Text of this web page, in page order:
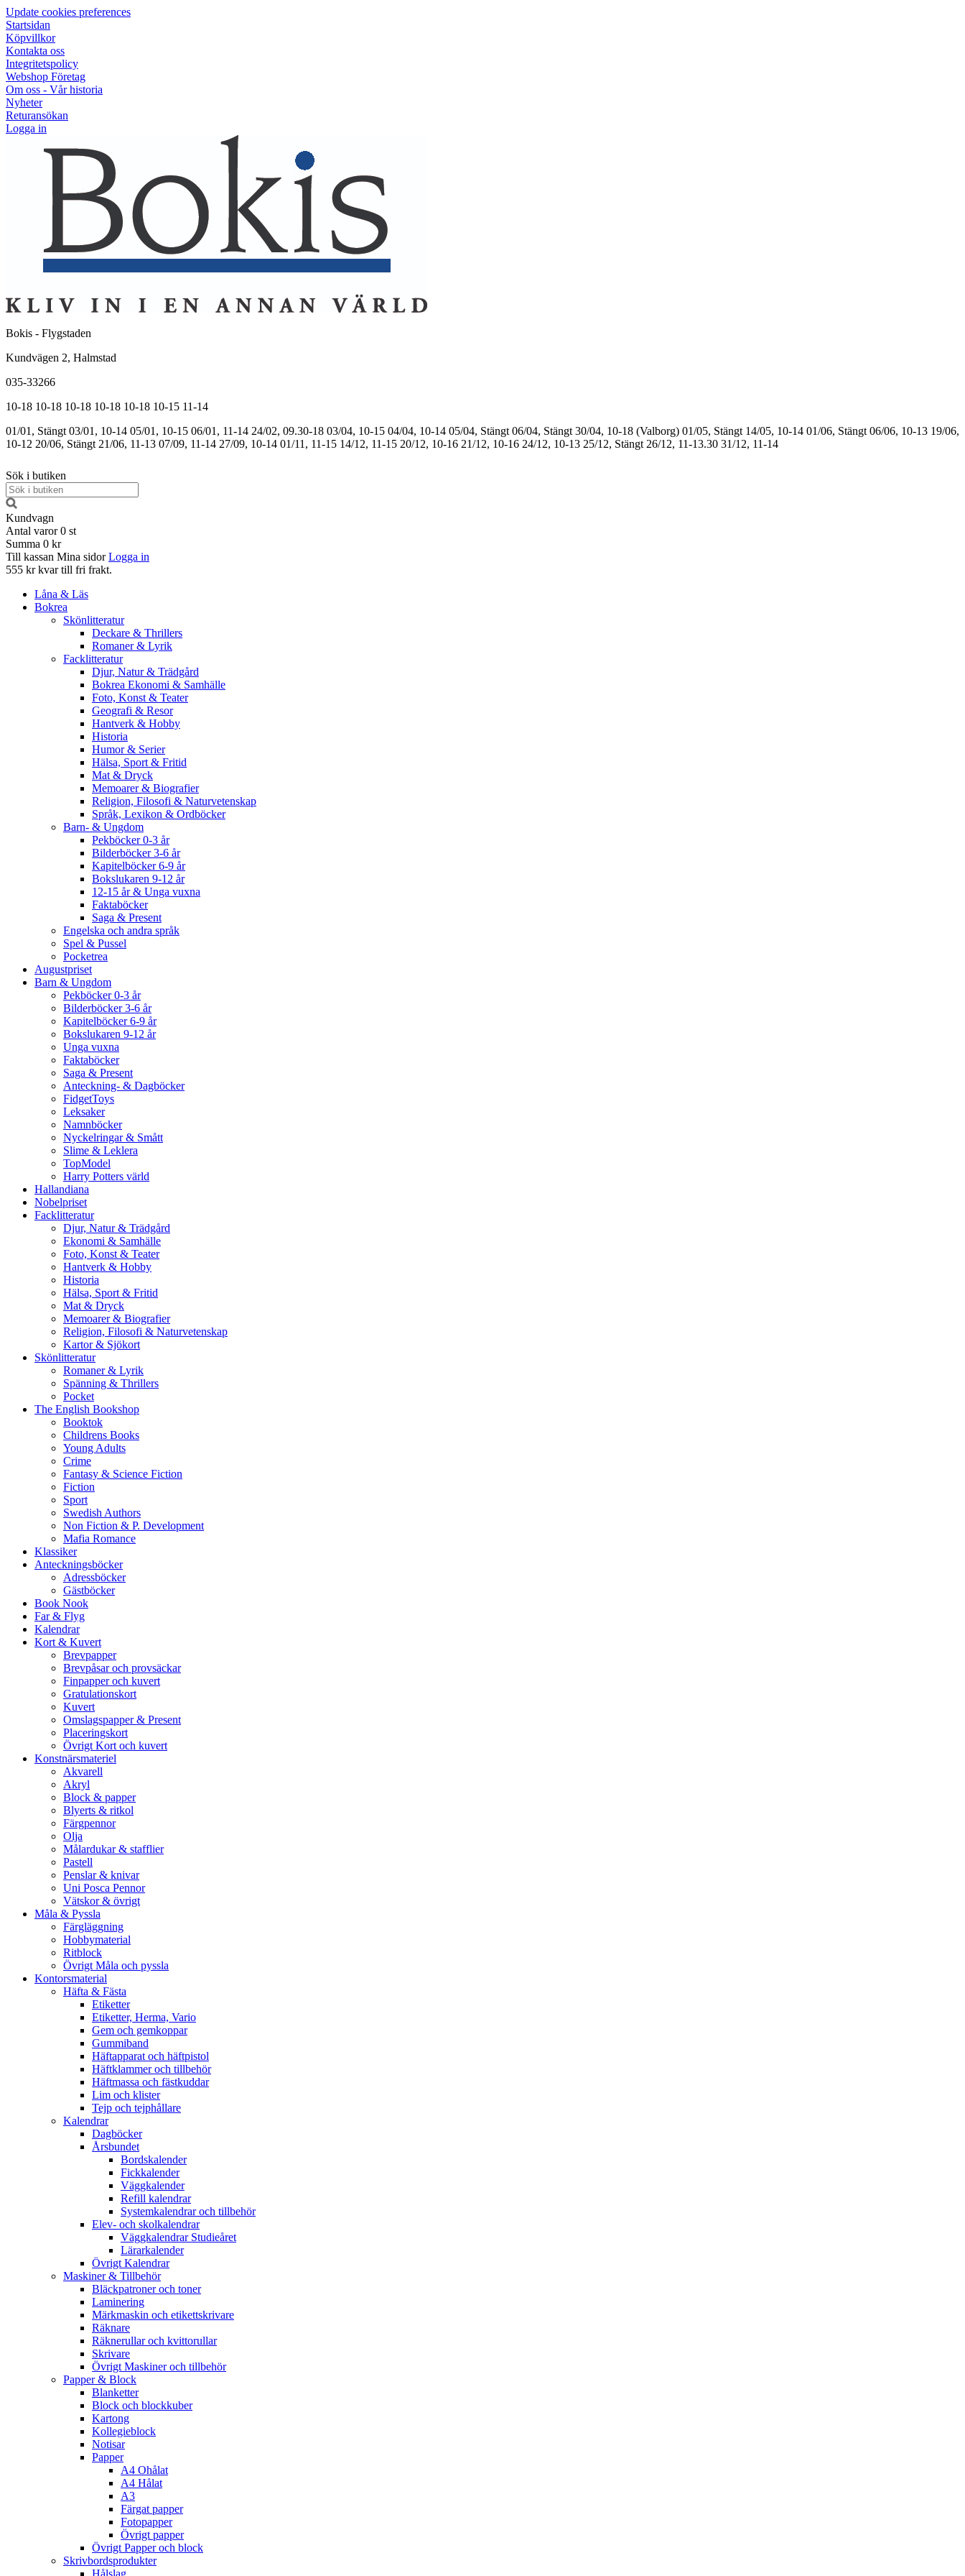
Update cookies preferences
Startsidan
Köpvillkor
Kontakta oss
Integritetspolicy
Webshop Företag
Om oss - Vår historia
Nyheter
Returansökan
Logga in
Bokis - Flygstaden
Kundvägen 2, Halmstad
035-33266
10-18 10-18 10-18 10-18 10-18 10-15 11-14
01/01, Stängt 03/01, 10-14 05/01, 10-15 06/01, 11-14 24/02, 09.30-18 03/04, 10-15 04/04, 10-14 05/04, Stängt 06/04, Stängt 30/04, 10-18 (Valborg) 01/05, Stängt 14/05, 10-14 01/06, Stängt 06/06, 10-13 19/06,
10-12 20/06, Stängt 21/06, 11-13 07/09, 11-14 27/09, 10-14 01/11, 11-15 14/12, 11-15 20/12, 10-16 21/12, 10-16 24/12, 10-13 25/12, Stängt 26/12, 11-13.30 31/12, 11-14
Sök i butiken
Kundvagn
Antal varor 0 st
Summa 0 kr
Till kassan Mina sidor Logga in
555 kr kvar till fri frakt.
Låna & Läs
Bokrea
Skönlitteratur
Deckare & Thrillers
Romaner & Lyrik
Facklitteratur
Djur, Natur & Trädgård
Bokrea Ekonomi & Samhälle
Foto, Konst & Teater
Geografi & Resor
Hantverk & Hobby
Historia
Humor & Serier
Hälsa, Sport & Fritid
Mat & Dryck
Memoarer & Biografier
Religion, Filosofi & Naturvetenskap
Språk, Lexikon & Ordböcker
Barn- & Ungdom
Pekböcker 0-3 år
Bilderböcker 3-6 år
Kapitelböcker 6-9 år
Bokslukaren 9-12 år
12-15 år & Unga vuxna
Faktaböcker
Saga & Present
Engelska och andra språk
Spel & Pussel
Pocketrea
Augustpriset
Barn & Ungdom
Pekböcker 0-3 år
Bilderböcker 3-6 år
Kapitelböcker 6-9 år
Bokslukaren 9-12 år
Unga vuxna
Faktaböcker
Saga & Present
Anteckning- & Dagböcker
FidgetToys
Leksaker
Namnböcker
Nyckelringar & Smått
Slime & Leklera
TopModel
Harry Potters värld
Hallandiana
Nobelpriset
Facklitteratur
Djur, Natur & Trädgård
Ekonomi & Samhälle
Foto, Konst & Teater
Hantverk & Hobby
Historia
Hälsa, Sport & Fritid
Mat & Dryck
Memoarer & Biografier
Religion, Filosofi & Naturvetenskap
Kartor & Sjökort
Skönlitteratur
Romaner & Lyrik
Spänning & Thrillers
Pocket
The English Bookshop
Booktok
Childrens Books
Young Adults
Crime
Fantasy & Science Fiction
Fiction
Sport
Swedish Authors
Non Fiction & P. Development
Mafia Romance
Klassiker
Anteckningsböcker
Adressböcker
Gästböcker
Book Nook
Far & Flyg
Kalendrar
Kort & Kuvert
Brevpapper
Brevpåsar och provsäckar
Finpapper och kuvert
Gratulationskort
Kuvert
Omslagspapper & Present
Placeringskort
Övrigt Kort och kuvert
Konstnärsmateriel
Akvarell
Akryl
Block & papper
Blyerts & ritkol
Färgpennor
Olja
Målardukar & stafflier
Pastell
Penslar & knivar
Uni Posca Pennor
Vätskor & övrigt
Måla & Pyssla
Färgläggning
Hobbymaterial
Ritblock
Övrigt Måla och pyssla
Kontorsmaterial
Häfta & Fästa
Etiketter
Etiketter, Herma, Vario
Gem och gemkoppar
Gummiband
Häftapparat och häftpistol
Häftklammer och tillbehör
Häftmassa och fästkuddar
Lim och klister
Tejp och tejphållare
Kalendrar
Dagböcker
Årsbundet
Bordskalender
Fickkalender
Väggkalender
Refill kalendrar
Systemkalendrar och tillbehör
Elev- och skolkalendrar
Väggkalendrar Studieåret
Lärarkalender
Övrigt Kalendrar
Maskiner & Tillbehör
Bläckpatroner och toner
Laminering
Märkmaskin och etikettskrivare
Räknare
Räknerullar och kvittorullar
Skrivare
Övrigt Maskiner och tillbehör
Papper & Block
Blanketter
Block och blockkuber
Kartong
Kollegieblock
Notisar
Papper
A4 Ohålat
A4 Hålat
A3
Färgat papper
Fotopapper
Övrigt papper
Övrigt Papper och block
Skrivbordsprodukter
Hålslag